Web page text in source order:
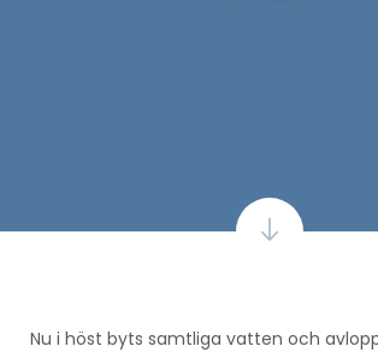
Nu i höst byts samtliga vatten och